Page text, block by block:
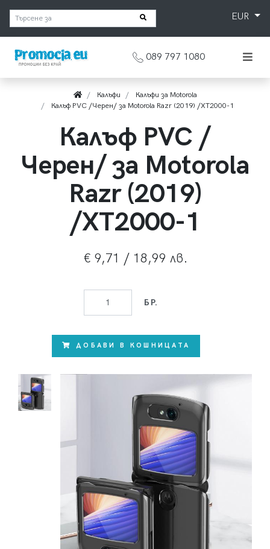
EUR
089 797 1080
Калъфи
Калъфи за Motorola
Калъф PVC /Черен/ за Motorola Razr (2019) /XT2000-1
Калъф PVC /
Черен/ за Motorola
Razr (2019)
/XT2000-1
€ 9,71 / 18,99 лв.
БР.
ДОБАВИ В КОШНИЦАТА